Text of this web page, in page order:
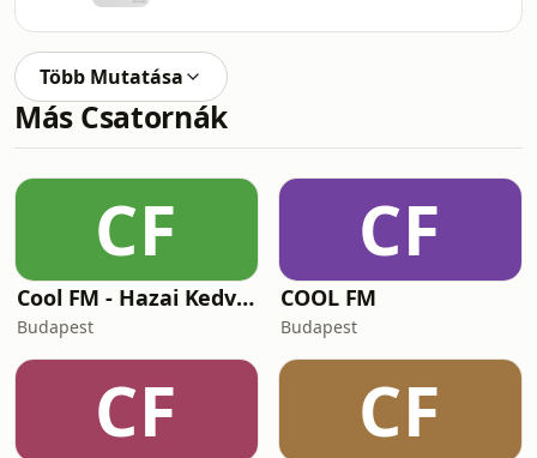
Több Mutatása
Más Csatornák
CF
Cool FM - Hazai Kedvencek
Budapest
CF
COOL FM
Budapest
CF CF